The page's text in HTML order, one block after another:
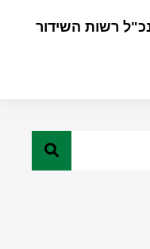
רשות השידור